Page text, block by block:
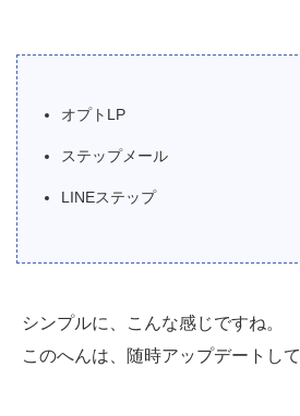
オプトLP
ステップメール
LINEステップ
シンプルに、こんな感じですね。
このへんは、随時アップデートして